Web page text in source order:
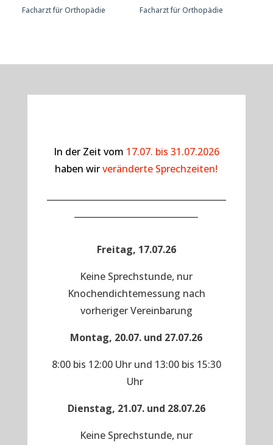
Facharzt für Orthopädie Facharzt für Orthopädie
In der Zeit vom 17.07. bis 31.07.2026
haben wirveränderte Sprechzeiten!
Freitag, 17.07.26
Keine Sprechstunde, nur
Knochendichtemessung nach
vorheriger Vereinbarung
Montag, 20.07. und 27.07.26
8:00 bis 12:00 Uhr und 13:00 bis 15:30
Uhr
Dienstag, 21.07. und 28.07.26
Keine Sprechstunde, nur